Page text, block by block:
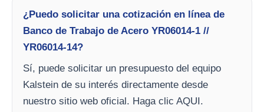
¿Puedo solicitar una cotización en línea de
Banco de Trabajo de Acero YR06014-1 //
YR06014-14?
Sí, puede solicitar un presupuesto del equipo
Kalstein de su interés directamente desde
nuestro sitio web oficial. Haga clic AQUI.